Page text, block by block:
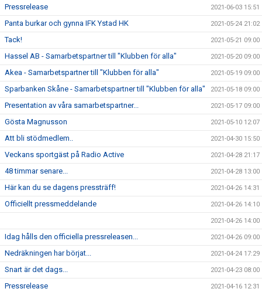
Pressrelease 2021-06-03 15:51
Panta burkar och gynna IFK Ystad HK 2021-05-24 21:02
Tack! 2021-05-21 09:00
Hassel AB - Samarbetspartner till "Klubben för alla" 2021-05-20 09:00
Akea - Samarbetspartner till "Klubben för alla" 2021-05-19 09:00
Sparbanken Skåne - Samarbetspartner till "Klubben för alla" 2021-05-18 09:00
Presentation av våra samarbetspartner... 2021-05-17 09:00
Gösta Magnusson 2021-05-10 12:07
Att bli stödmedlem.. 2021-04-30 15:50
Veckans sportgäst på Radio Active 2021-04-28 21:17
48 timmar senare... 2021-04-28 13:00
Här kan du se dagens pressträff! 2021-04-26 14:31
Officiellt pressmeddelande 2021-04-26 14:10
2021-04-26 14:00
Idag hålls den officiella pressreleasen... 2021-04-26 09:00
Nedräkningen har börjat... 2021-04-24 17:29
Snart är det dags... 2021-04-23 08:00
Pressrelease 2021-04-16 12:31